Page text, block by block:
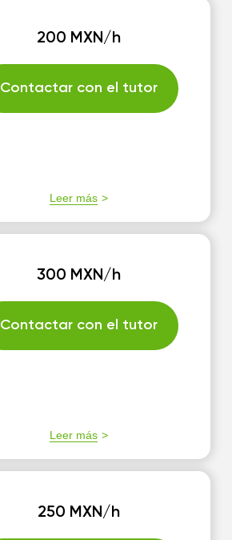
200 MXN/h
Contactar con el tutor
Leer más
300 MXN/h
Contactar con el tutor
Leer más
250 MXN/h